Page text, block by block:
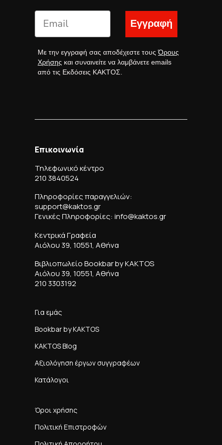
Εγγραφή
Με την εγγραφή σας αποδέχεστε τουςΌρους
Χρήσης και συναινείτε να λαμβάνετε emails
από τις Εκδόσεις ΚΑΚΤΟΣ.
Επικοινωνία
Τηλεφωνικό κέντρο
210 3840524
Πληροφορίες παραγγελιών:
support@kaktos.gr
Γενικές Πληροφορίες: info@kaktos.gr
Κεντρικά Γραφεία
Αιόλου 39, 10551, Αθήνα
Βιβλιοπωλείο Bookbar by KAKTOS
Αιόλου 39, 10551, Αθήνα
210 3303192
Για εμάς
Bookbar by KAKTOS
KAKTOS Blog
Αξιολόγηση έργων συγγραφέων
Κατάλογοι
Όροι χρήσης
Πολιτική Επιστροφών